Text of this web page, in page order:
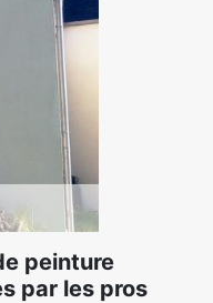
peinture
par les pros